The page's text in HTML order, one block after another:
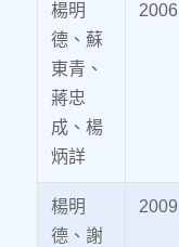
楊明
德、蘇
東青、
蔣忠
成、楊
炳詳
2006
楊明
德、謝
2009